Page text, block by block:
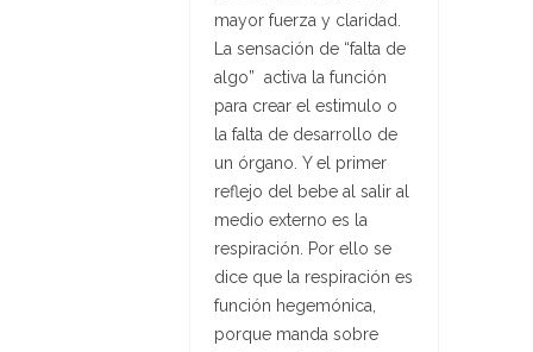
mayor fuerza y claridad.
La sensación de “falta de
algo” activa la función
para crear el estimulo o
la falta de desarrollo de
un órgano. Y el primer
reflejo del bebe al salir al
medio externo es la
respiración. Por ello se
dice que la respiración es
función hegemónica,
porque manda sobre